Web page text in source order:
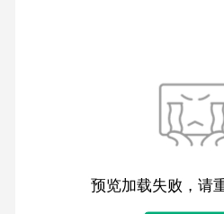
预览加载失败，请